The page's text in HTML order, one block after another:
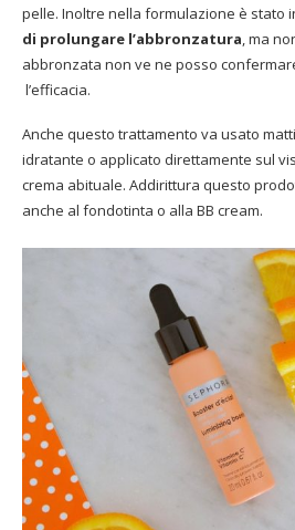
pelle. Inoltre nella formulazione è stato
di prolungare l’abbronzatura, ma
abbronzata non ve ne posso
l’efficacia.
Anche questo trattamento va usato
idratante o applicato direttamente sul
crema abituale. Addirittura questo
anche al fondotinta o alla BB cream.